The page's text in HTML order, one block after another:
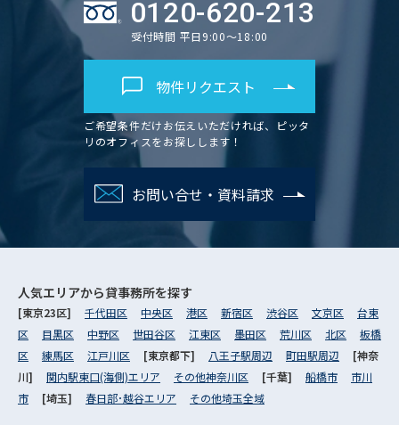
0120-620-213
受付時間 平日9:00～18:00
物件リクエスト
ご希望条件だけお伝えいただければ、ピッタ
リのオフィスをお探しします！
お問い合せ・資料請求
人気エリアから貸事務所を探す
[東京23区] 千代田区 中央区 港区 新宿区 渋谷区 文京区
台東
区
目黒区 中野区 世田谷区 江東区 墨田区 荒川区 北区
板橋
区
練馬区 江戸川区 [東京都下] 八王子駅周辺 町田駅周辺
[神奈
川] 関内駅東口(海側)エリア その他神奈川区 [千葉] 船橋市
市川
市
[埼玉] 春日部･越谷エリア その他埼玉全域